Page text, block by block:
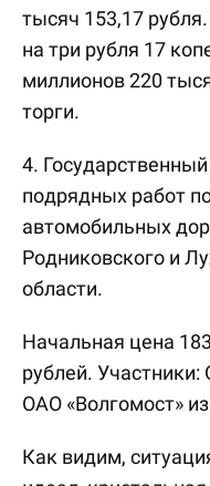
тысяч 153,17
на три рубля 17
миллионов 220
торги.
4.
подрядных работ
автомобильных
Родниковского и
области.
Начальная цена
рублей.
ОАО «Волгомост»
Как видим,